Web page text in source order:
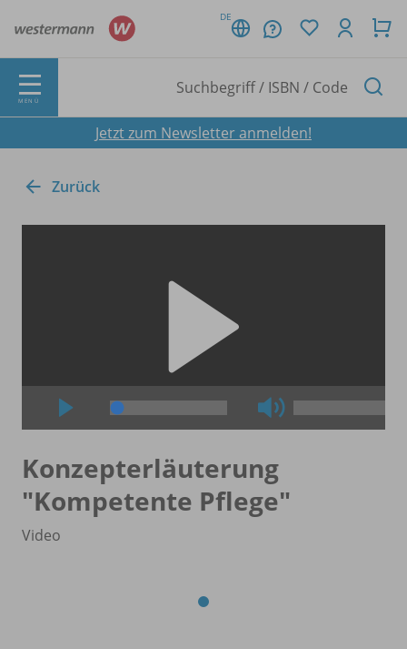
DE
MENÜ
Jetzt zum Newsletter anmelden!
Zurück
Konzepterläuterung
"Kompetente Pflege"
Video